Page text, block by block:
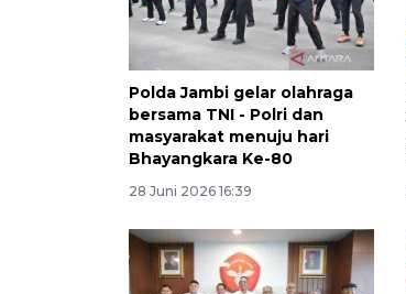
Polda Jambi gelar olahraga
bersama TNI - Polri dan
masyarakat menuju hari
Bhayangkara Ke-80
28 Juni 2026 16:39